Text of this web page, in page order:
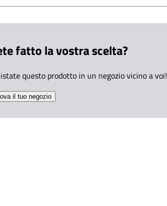
fatto la vostra scelta?
questo prodotto in un negozio vicino a voi!
il tuo negozio